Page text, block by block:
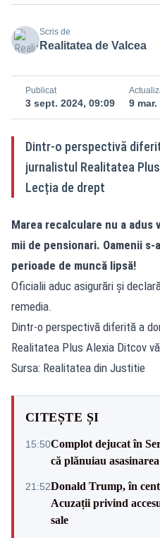
Scris de
Realitatea de Valcea
Publicat
3 sept. 2024, 09:09 9
Dintr-o perspectivă
jurnalistul Realitatea
Lecția de drept
Marea recalculare nu a
mii de pensionari. Oamenii
perioade de muncă lipsă!
Oficialii aduc asigurări și
remedia.
Dintr-o perspectivă diferită a
Realitatea Plus Alexia Ditcov
Sursa: Realitatea din Justitie
CITEȘTE ȘI
15:50Complot dejucat în
că plănuiau
21:52Donald Trump, în
Acuzații privind
sale